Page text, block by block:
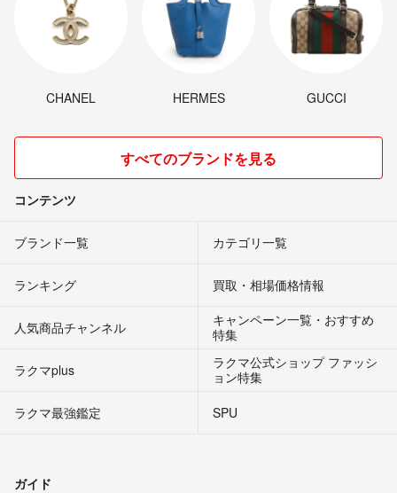
CHANEL HERMES GUCCI
すべてのブランドを見る
コンテンツ
ブランド一覧 カテゴリ一覧
ランキング 買取・相場価格情報
人気商品チャンネル
キャンペーン一覧・おすすめ
特集
ラクマplus
ラクマ公式ショップ ファッシ
ョン特集
ラクマ最強鑑定
SPU
ガイド